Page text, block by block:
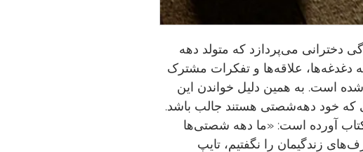
دخترانی می‌پردازد که متولد دهه
علاقه‌ها و تفکرات مشترک
شده است. به همین دلیل خواندن این
که خود دهه‌شصتی هستند جالب باشد.
آورده است: «ما دهه شصتی‌ها
زندگیمان را نگفتیم، تایپ